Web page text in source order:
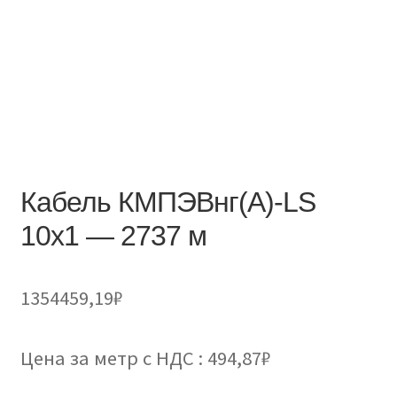
Кабель КМПЭВнг(А)-LS
10х1 — 2737 м
1354459,19₽
Цена за метр с НДС : 494,87₽